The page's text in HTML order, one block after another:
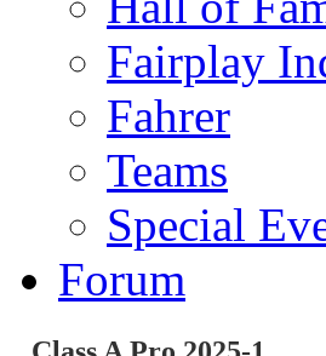
Fairplay
Fahrer
Teams
Special
Forum